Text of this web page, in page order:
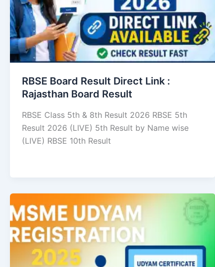
RBSE Board Result Direct Link : ​
Rajasthan Board Result
RBSE Class 5th & 8th Result 2026 RBSE 5th
Result 2026 (LIVE) 5th Result by Name wise
(LIVE) RBSE 10th Result